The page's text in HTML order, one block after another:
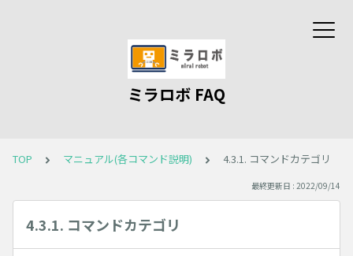
ミラロボ FAQ
TOP マニュアル(各コマンド説明) 4.3.1. コマンドカテゴリ
最終更新日 : 2022/09/14
4.3.1. コマンドカテゴリ